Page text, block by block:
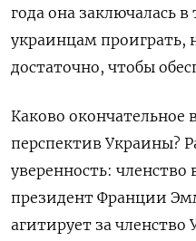
года она заключалась
украинцам проиграть,
достаточно, чтобы
Каково
перспектив Украины?
уверенность:
президент Франции
агитирует за